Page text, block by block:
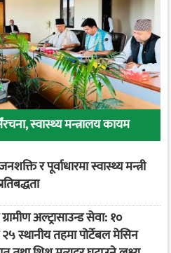
स्वास्थ्य मन्त्रालय कायम
र पूर्वाधारमा स्वास्थ्य मन्त्री
अल्ट्रासाउन्ड सेवा: १०
स्थानीय तहमा पोर्टेबल मेसिन